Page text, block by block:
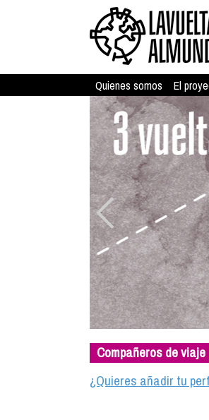
Quienes somos El
Compañeros de viaje
¿Quieres añadir tu